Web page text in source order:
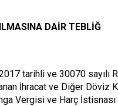
DAİR TEBLİĞ
tarihli ve 30070 sayılı
İhracat ve Diğer Döviz
Vergisi ve Harç İstisnası